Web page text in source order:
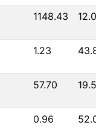
1148.43
1.23
57.70
0.96